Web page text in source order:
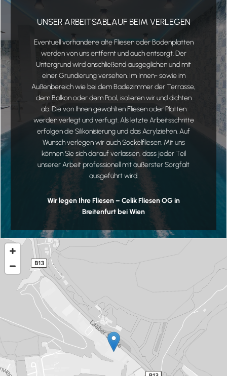
UNSER ARBEITSABLAUF BEIM VERLEGEN
Eventuell vorhandene alte Fliesen oder Bodenplatten
werden von uns entfernt und auch entsorgt. Der
Untergrund wird anschließend ausgeglichen und mit
einer Grundierung versehen. Im Innen- sowie im
Außenbereich wie bei dem Badezimmer der Terrasse,
dem Balkon oder dem Pool, isolieren wir und dichten
ab. Die von Ihnen gewählten Fliesen oder Platten
werden verlegt und verfugt. Als letzte Arbeitsschritte
erfolgen die Silikonisierung und das Acrylziehen. Auf
Wunsch verlegen wir auch Sockelfliesen. Mit uns
können Sie sich darauf verlassen, dass jeder Teil
unserer Arbeit professionell mit äußerster Sorgfalt
ausgeführt wird.
Wir legen Ihre Fliesen – Celik Fliesen OG in
Breitenfurt bei Wien